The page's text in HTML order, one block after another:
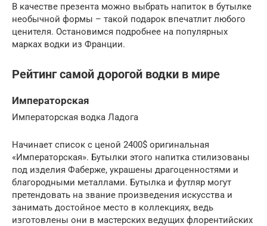
В качестве презента можно выбрать напиток в бутылке
необычной формы – такой подарок впечатлит любого
ценителя. Остановимся подробнее на популярных
марках водки из Франции.
Рейтинг самой дорогой водки в мире
Императорская
Императорская водка Ладога
Начинает список с ценой 2400$ оригинальная
«Императорская». Бутылки этого напитка стилизованы
под изделия Фаберже, украшены драгоценностями и
благородными металлами. Бутылка и футляр могут
претендовать на звание произведения искусства и
занимать достойное место в коллекциях, ведь
изготовлены они в мастерских ведущих флорентийских